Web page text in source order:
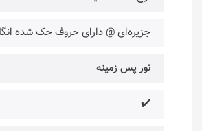
جزیره‌ای @ دارای حروف حک شده
نور پس زمینه
✔️